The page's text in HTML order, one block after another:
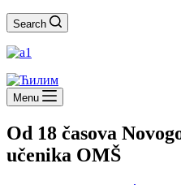
Search
Menu
Od 18 časova
učenika OMŠ